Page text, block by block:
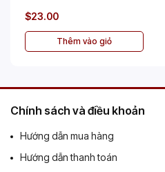
$23.00
Thêm vào giỏ
Chính sách và điều khoản
Hướng dẫn mua hàng
Hướng dẫn thanh toán